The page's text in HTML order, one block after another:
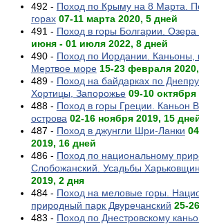
492 - Поход по Крыму на 8 Марта.
горах 07-11 марта 2020, 5 дней
491 - Поход в горы Болгарии. Озера
июня - 01 июля 2022, 8 дней
490 - Поход по Иордании. Каньоны,
Мертвое море 15-23 февраля
489 - Поход на байдарках по
Хортицы, Запорожье 09-10
488 - Поход в горы Греции. Каньон
острова 02-16 ноября 2019, 15
487 - Поход в джунгли Шри-Ланки
2019, 16 дней
486 - Поход по национальному
Слобожанский. Усадьбы
2019, 2 дня
484 - Поход на меловые горы.
природный парк Двуречанский 25-
483 - Поход по Днестровскому